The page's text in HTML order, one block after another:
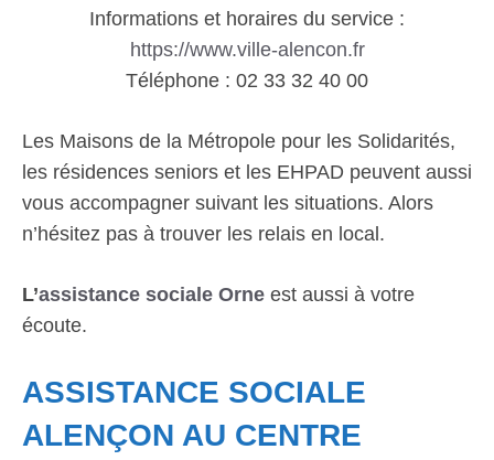
Informations et horaires du service :
https://www.ville-alencon.fr
Téléphone : 02 33 32 40 00
Les Maisons de la Métropole pour les Solidarités,
les résidences seniors et les EHPAD peuvent aussi
vous accompagner suivant les situations. Alors
n’hésitez pas à trouver les relais en local.
L’assistance sociale Orne est aussi à votre
écoute.
ASSISTANCE SOCIALE
ALENÇON AU CENTRE